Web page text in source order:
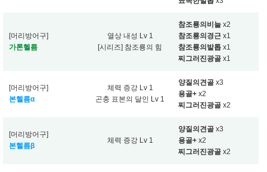
[머리방어구]
가론헬름
열상 내성 Lv 1
[시리즈] 참조룡의 힘
참조룡의비늘 x2
참조룡의경근 x1
참조룡의발톱 x1
찌그러진광골 x1
[머리방어구]
본헬름α
체력 증강 Lv 1
곤충 표본의 달인 Lv 1
양질의견골 x3
용골+ x2
찌그러진광골 x2
[머리방어구]
본헬름β
체력 증강 Lv 1
양질의견골 x3
용골+ x2
찌그러진광골 x2